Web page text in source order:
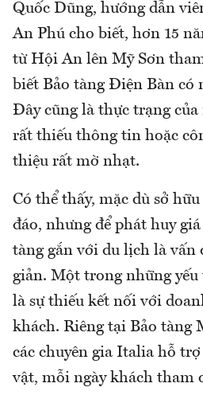
Quốc Dũng, hướng dẫn
An Phú cho biết, hơn 15
từ Hội An lên Mỹ Sơn
biết Bảo tàng Điện Bàn có
Đây cũng là thực trạng
rất thiếu thông tin hoặc
thiệu rất mờ nhạt.
Có thể thấy, mặc dù sở
đáo, nhưng để phát huy
tàng gắn với du lịch là vấn
giản. Một trong những
là sự thiếu kết nối với
khách. Riêng tại Bảo tàng
các chuyên gia Italia hỗ
vật, mỗi ngày khách tham